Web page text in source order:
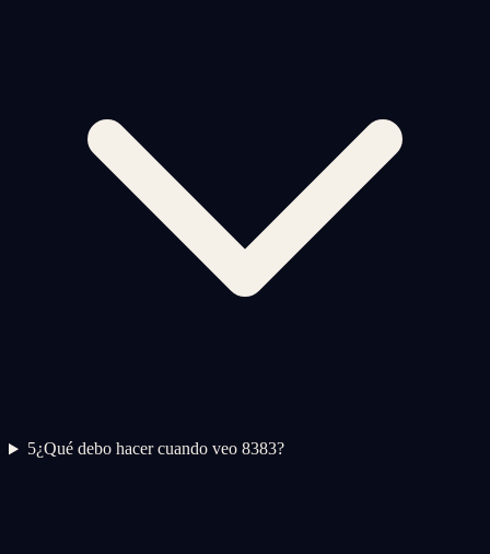
5¿Qué debo hacer cuando veo 8383?